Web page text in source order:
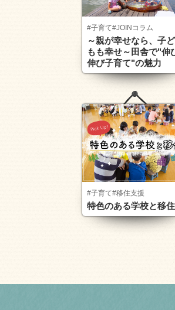
#子育て#JOINコラム
～親が幸せなら、子ど
もも幸せ～田舎で"伸
伸び子育て"の魅力
#子育て#移住支援
特色のある学校と移住